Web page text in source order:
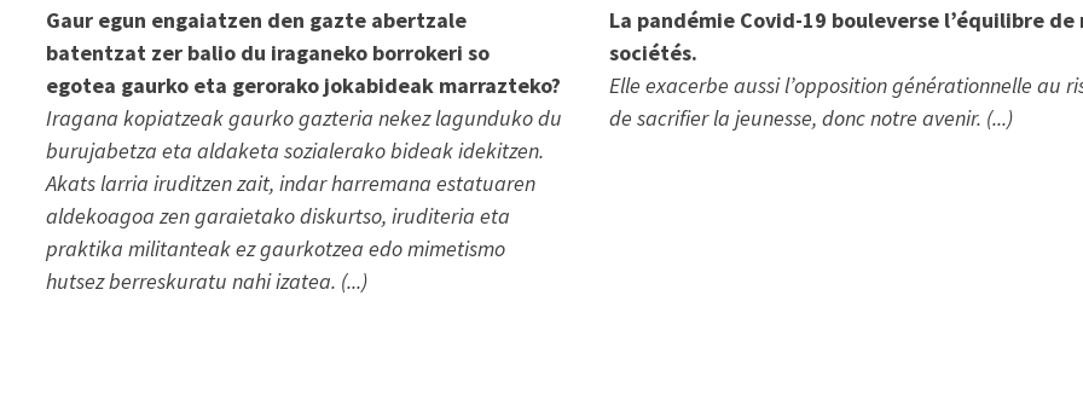
Gaur egun engaiatzen den gazte abertzale
batentzat zer balio du iraganeko borrokeri so
egotea gaurko eta gerorako jokabideak marrazteko?
Iragana kopiatzeak gaurko gazteria nekez lagunduko du
burujabetza eta aldaketa sozialerako bideak idekitzen.
Akats larria iruditzen zait, indar harremana estatuaren
aldekoagoa zen garaietako diskurtso, iruditeria eta
praktika militanteak ez gaurkotzea edo mimetismo
hutsez berreskuratu nahi izatea. (...)
La pandémie Covid-19 bouleverse l’équilibre de
sociétés.
Elle exacerbe aussi l’opposition générationnelle au
de sacrifier la jeunesse, donc notre avenir. (...)